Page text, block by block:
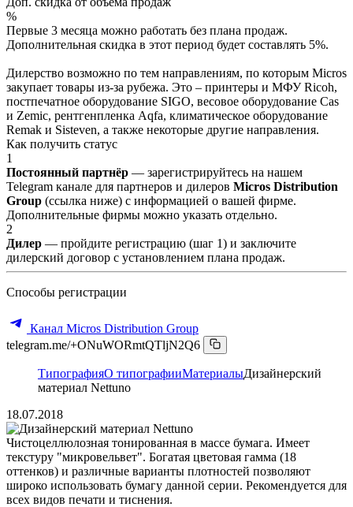
%
Первые 3 месяца можно работать без плана продаж.
Дополнительная скидка в этот период будет составлять 5%.
Дилерство возможно по тем направлениям, по которым Micros
закупает товары из-за рубежа. Это – принтеры и МФУ Ricoh,
постпечатное оборудование SIGO, весовое оборудование Cas
и Zemic, рентгенпленка Aqfa, климатическое оборудование
Remak и Sisteven, а также некоторые другие направления.
Как получить статус
1
Постоянный партнёр — зарегистрируйтесь на нашем
Telegram канале для партнеров и дилеров Micros Distribution
Group (ссылка ниже) с информацией о вашей фирме.
Дополнительные фирмы можно указать отдельно.
2
Дилер — пройдите регистрацию (шаг 1) и заключите
дилерский договор с установлением плана продаж.
Способы регистрации
Канал Micros Distribution Group
telegram.me/+ONuWORmtQTljN2Q6
ТипографияО типографииМатериалыДизайнерский
материал Nettuno
18.07.2018
Чистоцеллюлозная тонированная в массе бумага. Имеет
текстуру "микровельвет". Богатая цветовая гамма (18
оттенков) и различные варианты плотностей позволяют
широко использовать бумагу данной серии. Рекомендуется для
всех видов печати и тиснения.